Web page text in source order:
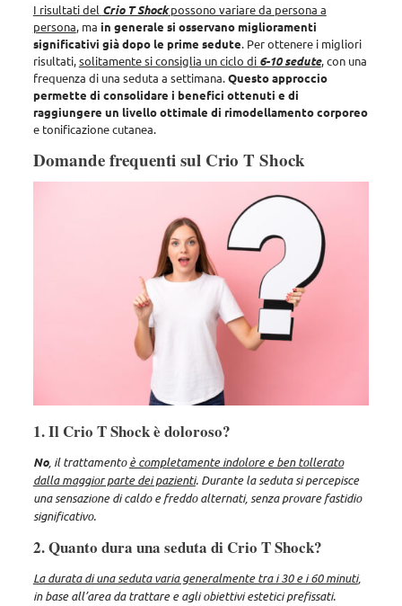
I risultati del Crio T Shockpossono variare da persona a
persona, ma in generale si osservano miglioramenti
significativi già dopo le prime sedute. Per ottenere i migliori
risultati,solitamente si consiglia un ciclo di 6-10 sedute, con una
frequenza di una seduta a settimana.Questo approccio
permette di consolidare i benefici ottenuti e di
raggiungere un livello ottimale di rimodellamento corporeo
e tonificazione cutanea.
Domande frequenti sul Crio T Shock
1. Il Crio T Shock è doloroso?
No, il trattamentoè completamente indolore e ben tollerato
dalla maggior parte dei pazienti. Durante la seduta si percepisce
una sensazione di caldo e freddo alternati, senza provare fastidio
significativo.
2. Quanto dura una seduta di Crio T Shock?
La durata di una seduta varia generalmente tra i 30 e i 60 minuti,
in base all’area da trattare e agli obiettivi estetici prefissati.